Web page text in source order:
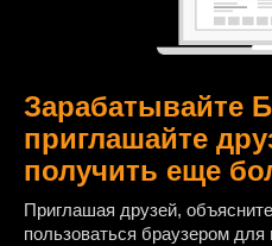
Зарабатывайте
приглашайте
получить еще
Приглашая друзей,
пользоваться браузером